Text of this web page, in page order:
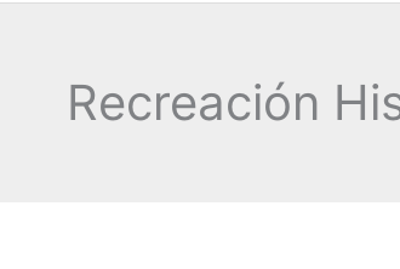
Recreación